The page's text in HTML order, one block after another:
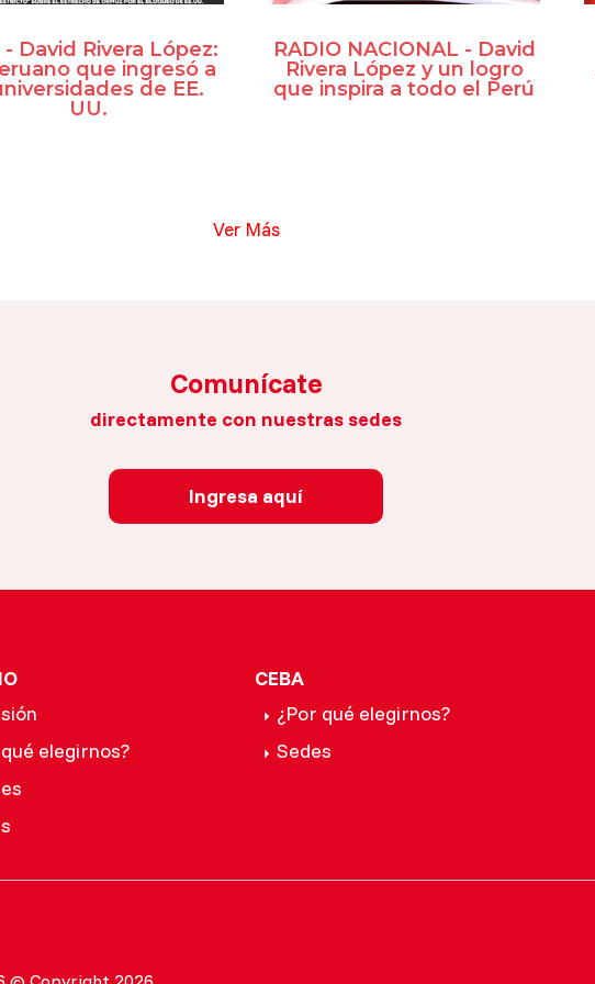
- David Rivera López:
que ingresó a
de EE.
UU.
RADIO NACIONAL - David
Rivera López y un logro
que inspira a todo el Perú
Ver Más
Comunícate
directamente con nuestras sedes
Ingresa aquí
elegirnos?
CEBA
¿Por qué elegirnos?
Sedes